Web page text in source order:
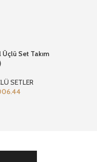
Set Takım
SETLER